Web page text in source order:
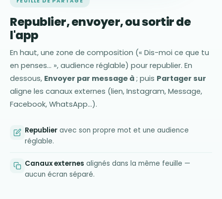
Republier, envoyer, ou sortir de
l'app
En haut, une zone de composition (« Dis-moi ce que tu
en penses… », audience réglable) pour republier. En
dessous, Envoyer par message à ; puis Partager sur
aligne les canaux externes (lien, Instagram, Message,
Facebook, WhatsApp…).
Republier avec son propre mot et une audience
réglable.
Canaux externes alignés dans la même feuille —
aucun écran séparé.